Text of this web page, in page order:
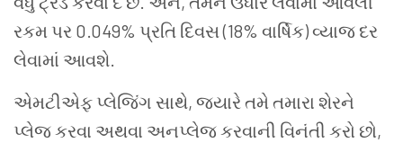
રકમ પર 0.049% પ્રતિ દિવસ (18% વાર્ષિક) વ્યાજ દર
લેવામાં આવશે.
એમટીએફ પ્લેજિંગ સાથે, જ્યારે તમે તમારા શેરને
પ્લેજ કરવા અથવા અનપ્લેજ કરવાની વિનંતી કરો છો,